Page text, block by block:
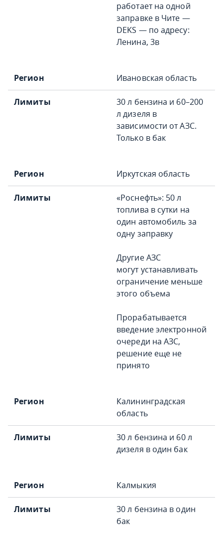
работает на одной
заправке в Чите —
DEKS — по адресу:
Ленина, 3в
Ивановская область
30 л бензина и 60–200
л дизеля в
зависимости от АЗС.
Только в бак
Иркутская область
«Роснефть»: 50 л
топлива в сутки на
один автомобиль за
одну заправку
Другие АЗС
могут устанавливать
ограничение меньше
этого объема
Прорабатывается
введение электронной
очереди на АЗС,
решение еще не
принято
Калининградская
область
30 л бензина и 60 л
дизеля в один бак
Калмыкия
30 л бензина в один
бак